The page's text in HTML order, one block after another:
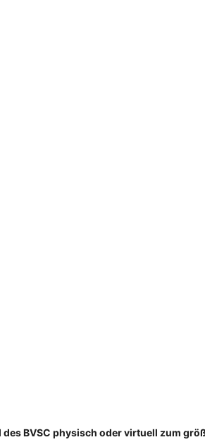
des BVSC physisch oder virtuell zum